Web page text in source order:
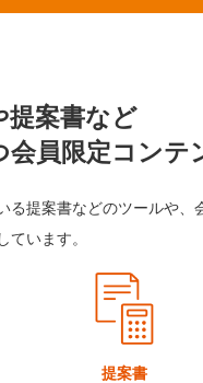
提案書など
会員限定コンテ
る提案書などのツールや、
ています。
提案書